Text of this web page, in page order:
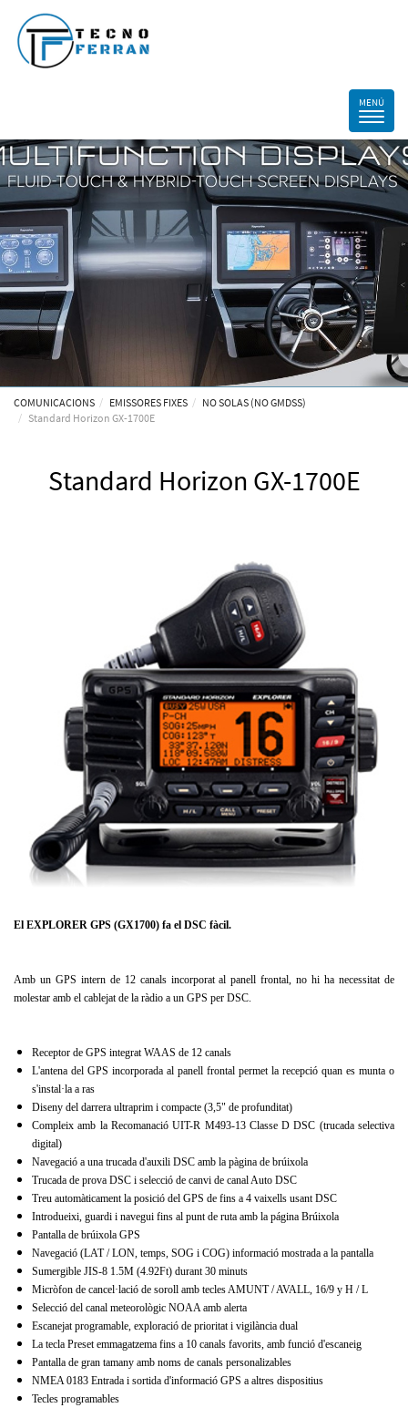
COMUNICACIONS EMISSORES FIXES
NO SOLAS (NO GMDSS)
Standard Horizon GX-1700E
Standard Horizon GX-1700E
El EXPLORER GPS (GX1700) fa el DSC fàcil.
Amb un GPS intern de 12 canals incorporat al panell frontal, no hi ha necessitat de
molestar amb el cablejat de la ràdio a un GPS per DSC.
Receptor de GPS integrat WAAS de 12 canals
L'antena del GPS incorporada al panell frontal permet la recepció quan es munta o
s'instal·la a ras
Diseny del darrera ultraprim i compacte (3,5" de profunditat)
Compleix amb la Recomanació UIT-R M493-13 Classe D DSC (trucada selectiva
digital)
Navegació a una trucada d'auxili DSC amb la pàgina de brúixola
Trucada de prova DSC i selecció de canvi de canal Auto DSC
Treu automàticament la posició del GPS de fins a 4 vaixells usant DSC
Introdueixi, guardi i navegui fins al punt de ruta amb la página Brúixola
Pantalla de brúixola GPS
Navegació (LAT / LON, temps, SOG i COG) informació mostrada a la pantalla
Sumergible JIS-8 1.5M (4.92Ft) durant 30 minuts
Micròfon de cancel·lació de soroll amb tecles AMUNT / AVALL, 16/9 y H / L
Selecció del canal meteorològic NOAA amb alerta
Escanejat programable, exploració de prioritat i vigilància dual
La tecla Preset emmagatzema fins a 10 canals favorits, amb funció d'escaneig
Pantalla de gran tamany amb noms de canals personalizables
NMEA 0183 Entrada i sortida d'informació GPS a altres dispositius
Tecles programables